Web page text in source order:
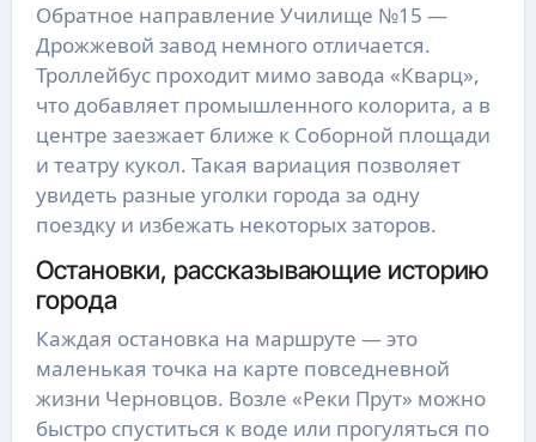
Обратное направление Училище №15 —
Дрожжевой завод немного отличается.
Троллейбус проходит мимо завода «Кварц»,
что добавляет промышленного колорита, а в
центре заезжает ближе к Соборной площади
и театру кукол. Такая вариация позволяет
увидеть разные уголки города за одну
поездку и избежать некоторых заторов.
Остановки, рассказывающие историю
города
Каждая остановка на маршруте — это
маленькая точка на карте повседневной
жизни Черновцов. Возле «Реки Прут» можно
быстро спуститься к воде или прогуляться по